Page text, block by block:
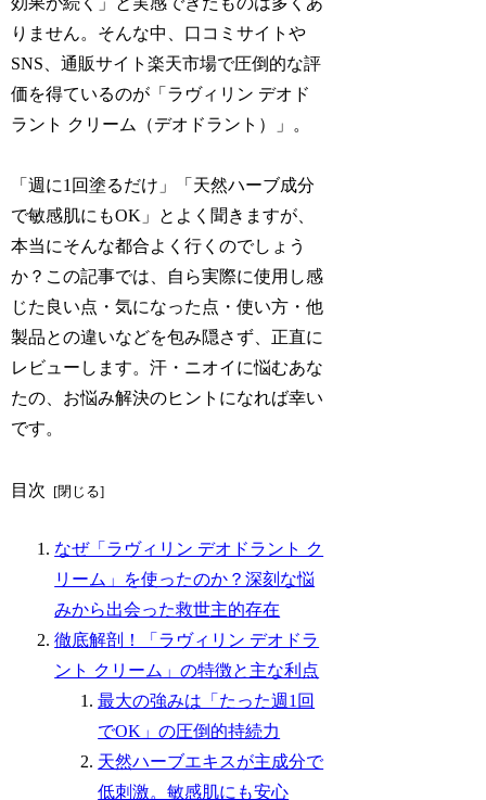
りません。そんな中、口コミサイトや
SNS、通販サイト楽天市場で圧倒的な評
価を得ているのが「ラヴィリン デオド
ラント クリーム（デオドラント）」。
「週に1回塗るだけ」「天然ハーブ成分
で敏感肌にもOK」とよく聞きますが、
本当にそんな都合よく行くのでしょう
か？この記事では、自ら実際に使用し感
じた良い点・気になった点・使い方・他
製品との違いなどを包み隠さず、正直に
レビューします。汗・ニオイに悩むあな
たの、お悩み解決のヒントになれば幸い
です。
目次
なぜ「ラヴィリン デオドラント ク
リーム」を使ったのか？深刻な悩
みから出会った救世主的存在
徹底解剖！「ラヴィリン デオドラ
ント クリーム」の特徴と主な利点
最大の強みは「たった週1回
でOK」の圧倒的持続力
天然ハーブエキスが主成分で
低刺激。敏感肌にも安心